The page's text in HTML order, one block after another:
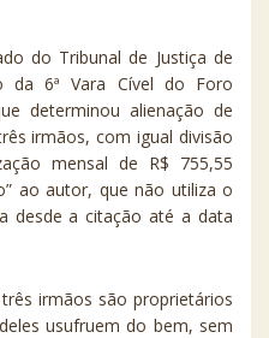
do Tribunal de Justiça de
da 6ª Vara Cível do Foro
determinou alienação de
irmãos, com igual divisão
mensal de R$ 755,55
ao autor, que não utiliza o
desde a citação até a data
irmãos são proprietários
usufruem do bem, sem